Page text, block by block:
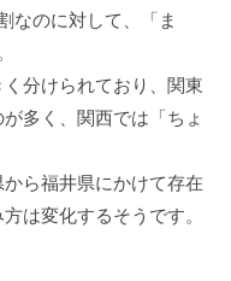
なのに対して、「ま
分けられており、関東
多く、関⻄では「ちょ
ら福井県にかけて存在
は変化するそうです。